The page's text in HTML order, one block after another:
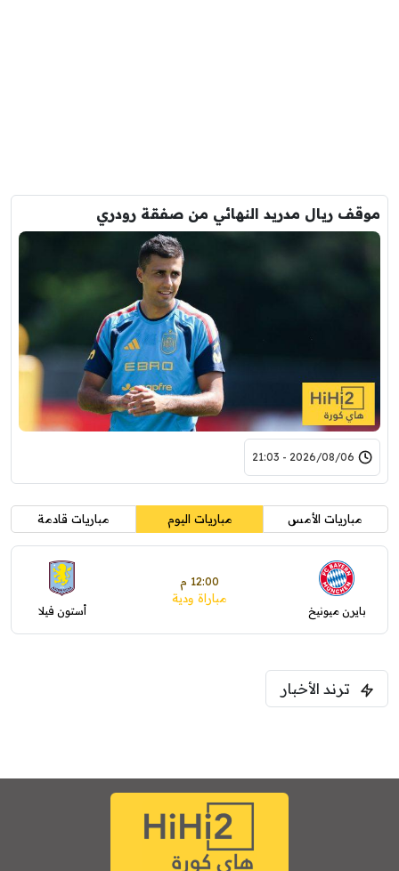
موقف ريال مدريد النهائي من صفقة رودري
2026/08/06 - 21:03
مباريات الأمس مباريات اليوم مباريات قادمة
بايرن ميونيخ
12:00 م
مباراة ودية
أستون فيلا
ترند الأخبار